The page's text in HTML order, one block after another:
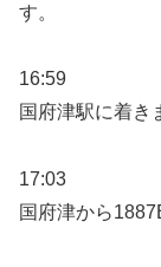
す。
16:59
国府津駅に着き
17:03
国府津から